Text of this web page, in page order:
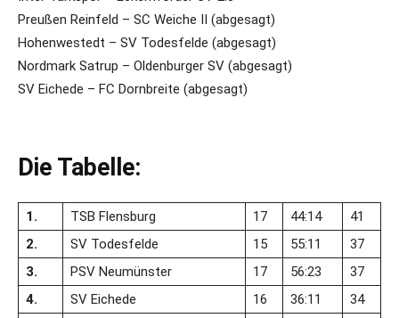
Preußen Reinfeld – SC Weiche II (abgesagt)
Hohenwestedt – SV Todesfelde (abgesagt)
Nordmark Satrup – Oldenburger SV (abgesagt)
SV Eichede – FC Dornbreite (abgesagt)
Die Tabelle:
1. TSB Flensburg 17 44:14
41
2.
SV Todesfelde 15 55:11
37
3.
PSV Neumünster 17 56:23
37
4.
SV Eichede 16 36:11
34